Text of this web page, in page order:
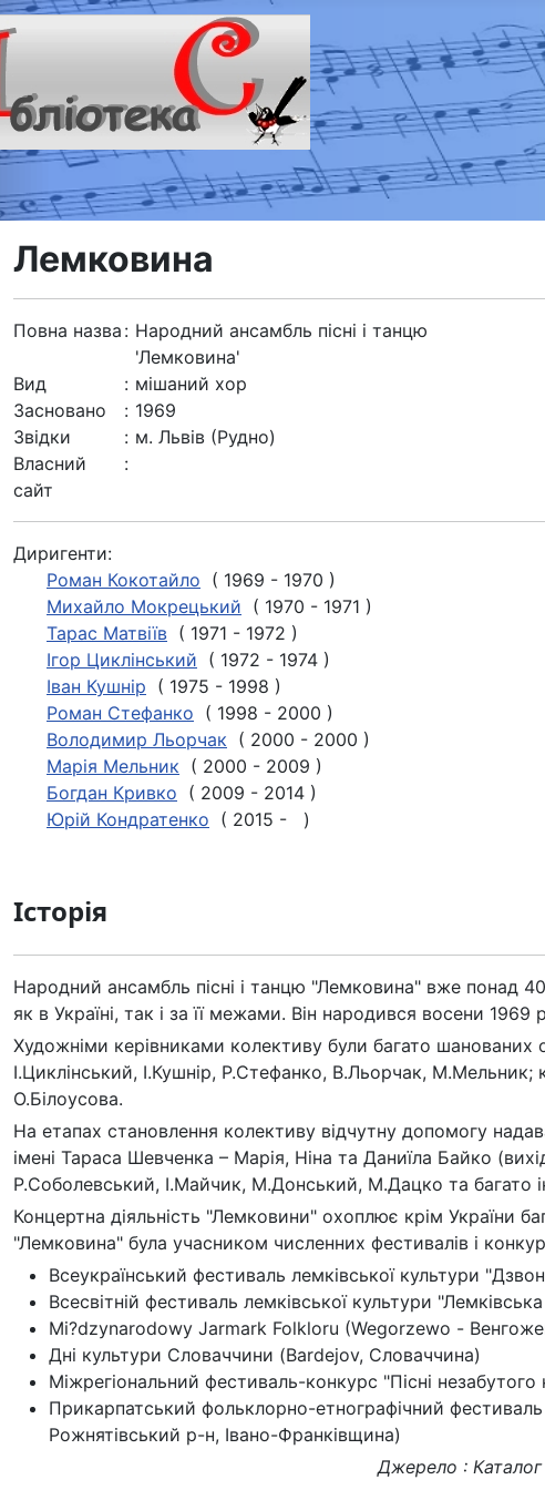
Лемковина
Повна назва : Народний ансамбль пісні і танцю
'Лемковина'
Вид
: мішаний хор
Засновано
: 1969
Звідки
: м. Львів (Рудно)
Власний
сайт
:
Диригенти:
Роман Кокотайло ( 1969 - 1970 )
Михайло Мокрецький ( 1970 - 1971 )
Тарас Матвіїв ( 1971 - 1972 )
Ігор Циклінський ( 1972 - 1974 )
Іван Кушнір ( 1975 - 1998 )
Роман Стефанко ( 1998 - 2000 )
Володимир Льорчак ( 2000 - 2000 )
Марія Мельник ( 2000 - 2009 )
Богдан Кривко ( 2009 - 2014 )
Юрiй Кондратенко ( 2015 - )
Історія
Народний ансамбль пісні і танцю "Лемковина" вже понад
як в Україні, так і за її межами. Він народився восени 1969
Художніми керівниками колективу були багато
І.Циклінський, І.Кушнір, Р.Стефанко, В.Льорчак,
О.Білоусова.
На етапах становлення колективу відчутну допомогу
імені Тараса Шевченка – Марія, Ніна та Даниїла Байко
Р.Соболевський, І.Майчик, М.Донський, М.Дацко та багато
Концертна діяльність "Лемковини" охоплює крім України
"Лемковина" була учасником численних фестивалів і
Всеукраїнський фестиваль лемківської культури
Всесвітній фестиваль лемківської культури
Mi?dzynarodowy Jarmark Folkloru (Wegorzewo -
Дні культури Словаччини (Bardejov, Словаччина)
Міжрегіональний фестиваль-конкурс "Пісні
Прикарпатський фольклорно-етнографічний фестиваль
Рожнятівський р-н, Івано-Франківщина)
Джерело : Каталог